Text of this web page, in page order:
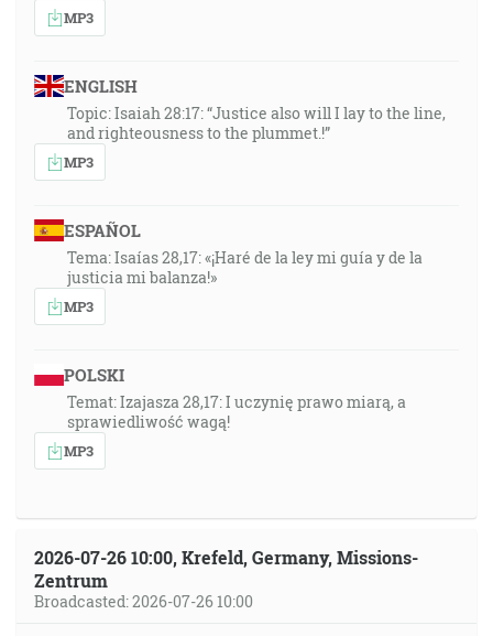
MP3
ENGLISH
Topic: Isaiah 28:17: “Justice also will I lay to the line,
and righteousness to the plummet.!”
MP3
ESPAÑOL
Tema: Isaías 28,17: «¡Haré de la ley mi guía y de la
justicia mi balanza!»
MP3
POLSKI
Temat: Izajasza 28,17: I uczynię prawo miarą, a
sprawiedliwość wagą!
MP3
2026-07-26 10:00, Krefeld, Germany, Missions-
Zentrum
Broadcasted: 2026-07-26 10:00